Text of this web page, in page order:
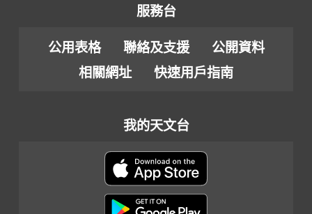
服務台
公用表格 聯絡及支援
公開資料
相關網址
快速用戶指南
我的天文台